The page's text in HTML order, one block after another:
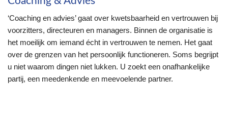
‘Coaching en advies’ gaat over kwetsbaarheid en vertrouwen bij
voorzitters, directeuren en managers. Binnen de organisatie is
het moeilijk om iemand écht in vertrouwen te nemen. Het gaat
over de grenzen van het persoonlijk functioneren. Soms begrijpt
u niet waarom dingen niet lukken. U zoekt een onafhankelijke
partij, een meedenkende en meevoelende partner.